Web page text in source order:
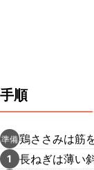
手順
準備鶏ささみは筋
1 長ねぎは薄い